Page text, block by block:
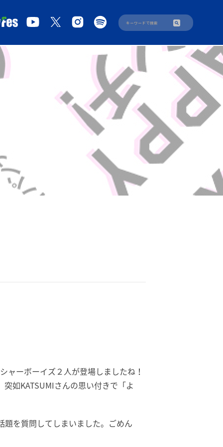
ャーボーイズ２人が登場しましたね！
如KATSUMIさんの思い付きで「よ
を質問してしまいました。ごめん